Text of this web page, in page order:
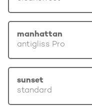
manhattan
antigliss Pro
sunset
standard